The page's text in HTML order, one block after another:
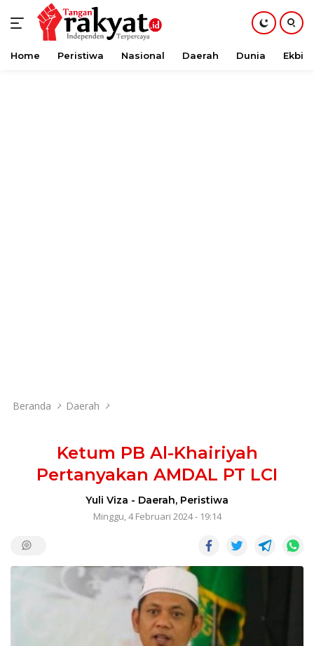
Langsung
Home Peristiwa Nasional Daerah Dunia Ekbis
Beranda Daerah
Ketum PB Al-Khairiyah
Pertanyakan AMDAL PT LCI
Yuli Viza - Daerah, Peristiwa
Minggu, 4 Februari 2024 - 19:14